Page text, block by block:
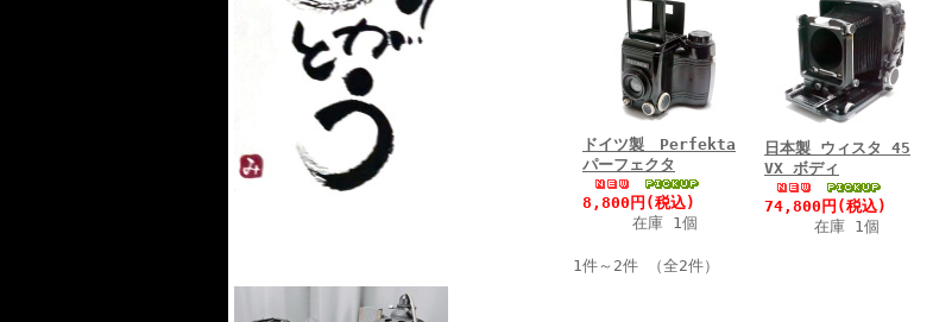
ドイツ製 Perfekta
パーフェクタ
8,800円(税込)
在庫 1個
日本製 ウィスタ 45
VX ボディ
74,800円(税込)
在庫 1個
1件～2件 （全2件）